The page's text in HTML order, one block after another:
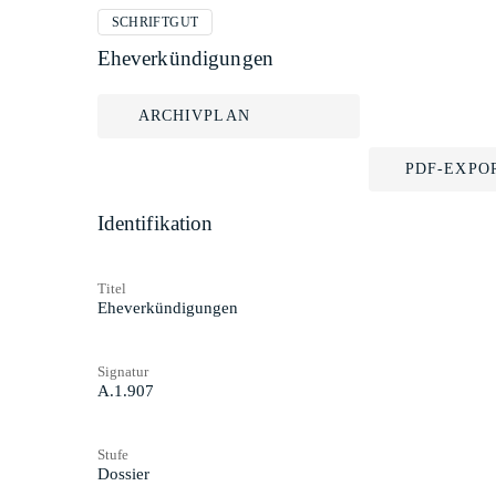
SCHRIFTGUT
Eheverkündigungen
ARCHIVPLAN
PDF-
Identifikation
Titel
Eheverkündigungen
Signatur
A.1.907
Stufe
Dossier